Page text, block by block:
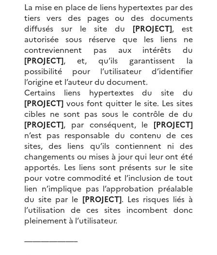
La mise en place de liens hypertextes par des
tiers vers des pages ou des documents
diffusés sur le site du [PROJECT], est
autorisée sous réserve que les liens ne
contreviennent pas aux intérêts du
[PROJECT], et, qu’ils garantissent la
possibilité pour l’utilisateur d’identifier
l’origine et l’auteur du document.
Certains liens hypertextes du site du
[PROJECT] vous font quitter le site. Les sites
cibles ne sont pas sous le contrôle de du
[PROJECT], par conséquent, le [PROJECT]
n’est pas responsable du contenu de ces
sites, des liens qu’ils contiennent ni des
changements ou mises à jour qui leur ont été
apportés. Les liens sont présents sur le site
pour votre commodité et l’inclusion de tout
lien n’implique pas l’approbation préalable
du site par le [PROJECT]. Les risques liés à
l’utilisation de ces sites incombent donc
pleinement à l’utilisateur.
——————–